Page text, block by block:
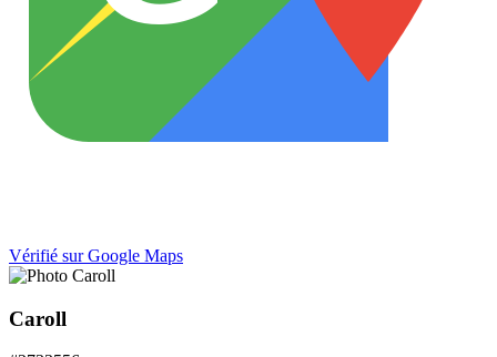
Vérifié sur Google Maps
Caroll